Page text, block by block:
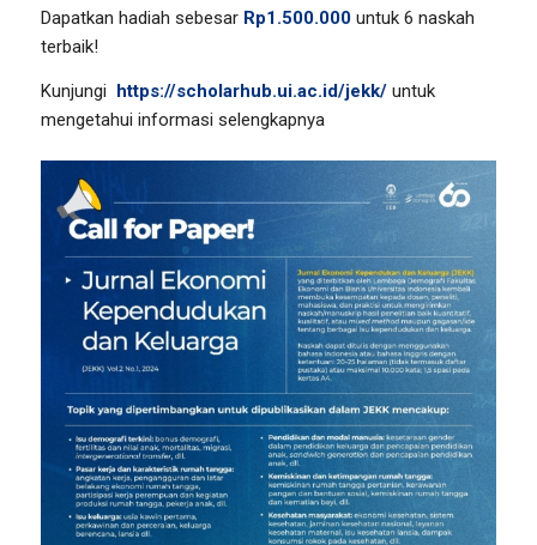
Dapatkan hadiah sebesar Rp1.500.000 untuk 6 naskah
terbaik!
Kunjungi https://scholarhub.ui.ac.id/jekk/untuk
mengetahui informasi selengkapnya